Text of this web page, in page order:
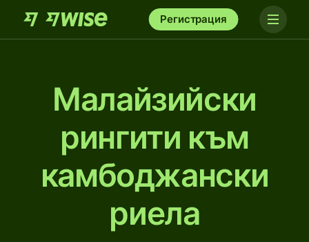
Регистрация
Малайзийски
рингити към
камбоджански
риела